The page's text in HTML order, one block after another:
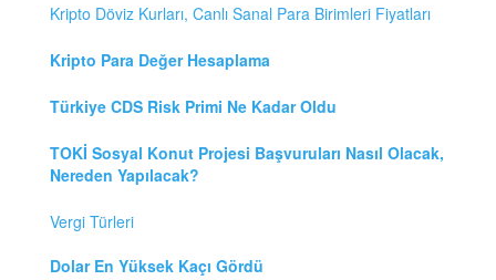
Kripto Döviz Kurları, Canlı Sanal Para Birimleri Fiyatları
Kripto Para Değer Hesaplama
Türkiye CDS Risk Primi Ne Kadar Oldu
TOKİ Sosyal Konut Projesi Başvuruları Nasıl Olacak,
Nereden Yapılacak?
Vergi Türleri
Dolar En Yüksek Kaçı Gördü